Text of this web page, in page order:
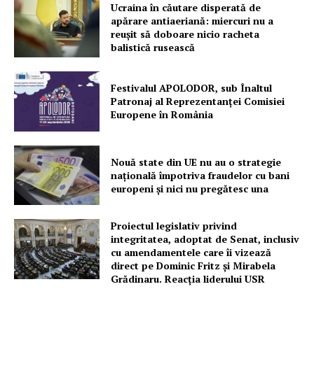
PRESShub
Despre noi / Echipa
Proiecte editoriale
Rețea
Contact
Ucraina în căutare disperată de
apărare antiaeriană: miercuri nu a
reușit să doboare nicio racheta
balistică rusească
Festivalul APOLODOR, sub Înaltul
Patronaj al Reprezentanței Comisiei
Europene în România
Nouă state din UE nu au o strategie
națională împotriva fraudelor cu bani
europeni și nici nu pregătesc una
Proiectul legislativ privind
integritatea, adoptat de Senat, inclusiv
cu amendamentele care îi vizează
direct pe Dominic Fritz și Mirabela
Grădinaru. Reacția liderului USR